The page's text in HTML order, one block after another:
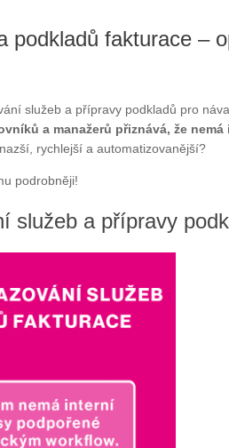
podkladů fakturace –
služeb a přípravy podkladů pro
a manažerů přiznává, že
rychlejší a automatizovanější?
podrobněji!
služeb a přípravy